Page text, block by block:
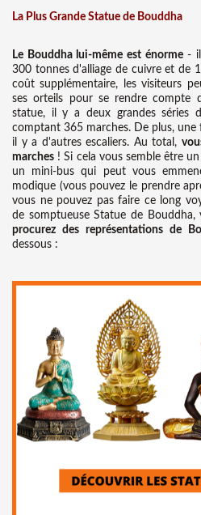
La Plus Grande Statue de Bouddha
Le Bouddha lui-même est énorme- il
300 tonnes d'alliage de cuivre et de
coût supplémentaire, les visiteurs
ses orteils pour se rendre compte
statue, il y a deux grandes séries
comptant 365 marches. De plus,
il y a d'autres escaliers. Au total,
marches ! Si cela vous semble être
un mini-bus qui peut vous
modique (vous pouvez le prendre
vous ne pouvez pas faire ce long
de somptueuse Statue de
procurez des représentations de
dessous :